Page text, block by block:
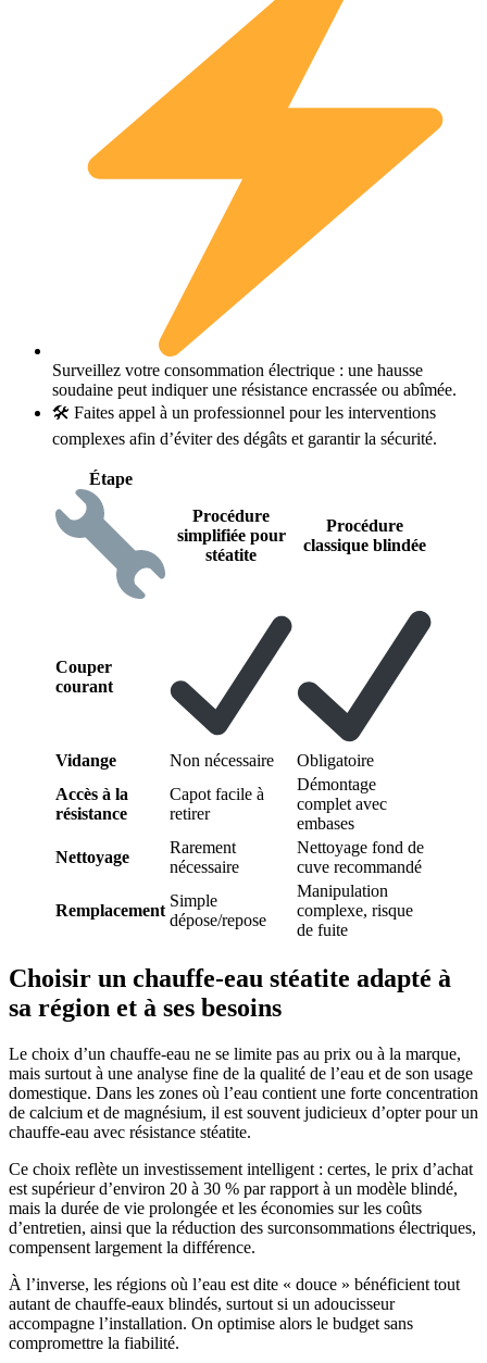
Surveillez votre consommation électrique : une hausse
soudaine peut indiquer une résistance encrassée ou abîmée.
🛠 Faites appel à un professionnel pour les interventions
complexes afin d’éviter des dégâts et garantir la sécurité.
Étape
Procédure
simplifiée pour
stéatite
Procédure
classique blindée
Couper
courant
Vidange Non nécessaire
Obligatoire
Accès à la
résistance
Capot facile à
retirer
Démontage
complet avec
embases
Nettoyage
Rarement
nécessaire
Nettoyage fond de
cuve recommandé
Remplacement
Simple
dépose/repose
Manipulation
complexe, risque
de fuite
Choisir un chauffe-eau stéatite adapté à
sa région et à ses besoins
Le choix d’un chauffe-eau ne se limite pas au prix ou à la marque,
mais surtout à une analyse fine de la qualité de l’eau et de son usage
domestique. Dans les zones où l’eau contient une forte concentration
de calcium et de magnésium, il est souvent judicieux d’opter pour un
chauffe-eau avec résistance stéatite.
Ce choix reflète un investissement intelligent : certes, le prix d’achat
est supérieur d’environ 20 à 30 % par rapport à un modèle blindé,
mais la durée de vie prolongée et les économies sur les coûts
d’entretien, ainsi que la réduction des surconsommations électriques,
compensent largement la différence.
À l’inverse, les régions où l’eau est dite « douce » bénéficient tout
autant de chauffe-eaux blindés, surtout si un adoucisseur
accompagne l’installation. On optimise alors le budget sans
compromettre la fiabilité.